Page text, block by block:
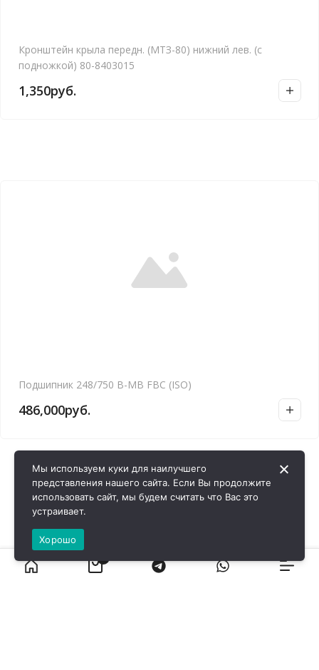
Кронштейн крыла передн. (МТЗ-80) нижний лев. (с
подножкой) 80-8403015
1,350руб.
Подшипник 248/750 B-MB FBC (ISO)
486,000руб.
Мы используем куки для наилучшего
представления нашего сайта. Если Вы продолжите
использовать сайт, мы будем считать что Вас это
устраивает.
Хорошо